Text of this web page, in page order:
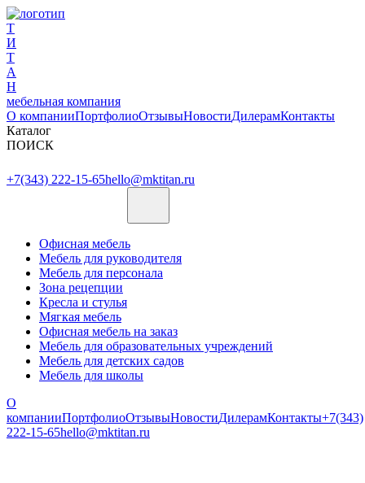
Т
И
Т
А
Н
мебельная компания
О компанииПортфолиоОтзывыНовостиДилерамКонтакты
Каталог
ПОИСК
+7(343) 222-15-65hello@mktitan.ru
Офисная мебель
Мебель для руководителя
Мебель для персонала
Зона рецепции
Кресла и стулья
Мягкая мебель
Офисная мебель на заказ
Мебель для образовательных учреждений
Мебель для детских садов
Мебель для школы
О
компанииПортфолиоОтзывыНовостиДилерамКонтакты+7(343)
222-15-65hello@mktitan.ru